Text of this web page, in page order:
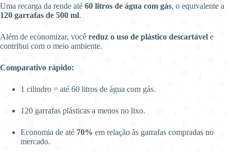
Uma recarga da rende até 60 litros de água com gás, o equivalente a
120 garrafas de 500 ml.
Além de economizar, você reduz o uso de plástico descartável e
contribui com o meio ambiente.
Comparativo rápido:
1 cilindro = até 60 litros de água com gás.
120 garrafas plásticas a menos no lixo.
Economia de até 70% em relação às garrafas compradas no
mercado.